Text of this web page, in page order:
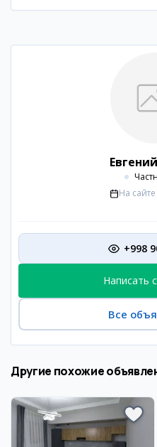
Евгений
На сайте
+998
Написать
Все
Другие похожие